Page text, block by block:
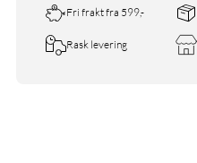
Fri frakt fra 599,-
Rask levering